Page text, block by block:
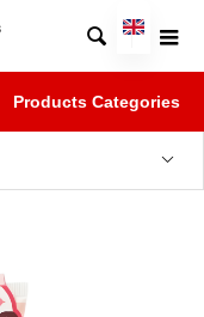

Products Categories